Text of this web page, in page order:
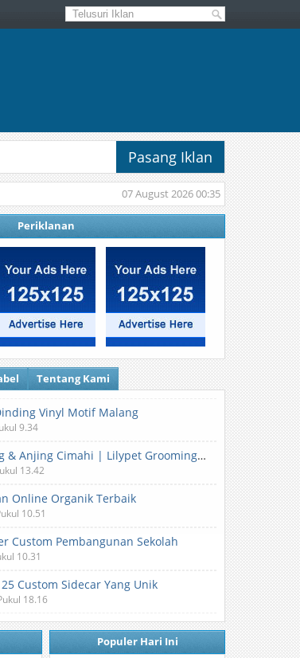
Pasang Iklan
07 August 2026 00:35
Periklanan
Tentang Kami
Vinyl Motif Malang
9.34
Grooming Kucing & Anjing Cimahi | Lilypet Grooming & Pet Hotel
13.42
Online Organik Terbaik
10.51
Custom Pembangunan Sekolah
10.31
Custom Sidecar Yang Unik
18.16
Populer Hari Ini